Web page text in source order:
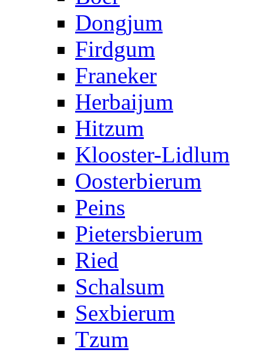
Dongjum
Firdgum
Franeker
Herbaijum
Hitzum
Klooster-Lidlum
Oosterbierum
Peins
Pietersbierum
Ried
Schalsum
Sexbierum
Tzum